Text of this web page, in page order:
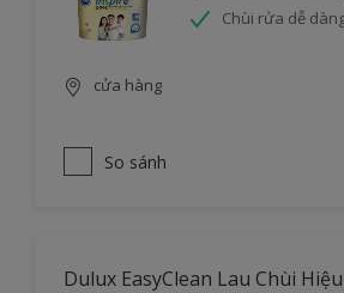
Chùi rửa dễ
cửa hàng
So sánh
Dulux EasyClean Lau Chùi